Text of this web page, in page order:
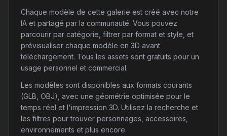
Chaque modèle de cette galerie est créé avec notre
IA et partagé par la communauté. Vous pouvez
parcourir par catégorie, filtrer par format et style, et
prévisualiser chaque modèle en 3D avant
téléchargement. Tous les assets sont gratuits pour un
usage personnel et commercial.
Les modèles sont disponibles aux formats courants
(GLB, OBJ), avec une géométrie optimisée pour le
temps réel et l'impression 3D. Utilisez la recherche et
les filtres pour trouver personnages, accessoires,
environnements et plus encore.